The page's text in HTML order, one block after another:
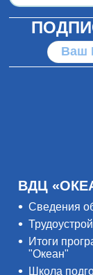
ВДЦ
Сведения
Итоги
"Океан"
Школа